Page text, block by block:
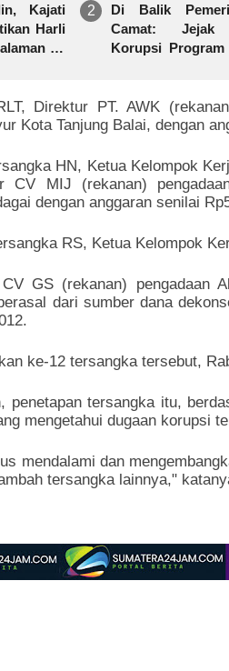
Kajati
Harli
di
Di Balik
Camat: Jejak
Korupsi Program
Direktur PT. AWK
Kota Tanjung Balai, dengan
HN, Ketua Kelompok
CV MIJ (rekanan)
dengan anggaran senilai
RS, Ketua Kelompok
GS (rekanan) pengadaan
dari sumber dana
ke-12 tersangka tersebut,
penetapan tersangka itu,
mengetahui dugaan korupsi
mendalami dan
tersangka lainnya,"